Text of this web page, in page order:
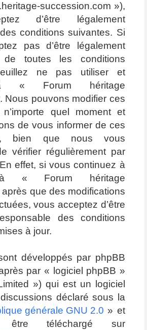
succession.com »),
d’être légalement
conditions suivantes. Si
pas d’être légalement
de toutes les conditions
ne pas utiliser et
« Forum héritage
Nous pouvons modifier ces
quel moment et
de vous informer de ces
bien que nous vous
vérifier régulièrement par
effet, si vous continuez à
à « Forum héritage
que des modifications
vous acceptez d’être
des conditions
à jour.
développés par phpBB
par « logiciel phpBB »
») qui est un logiciel
déclaré sous la
générale GNU 2.0 » et
téléchargé sur